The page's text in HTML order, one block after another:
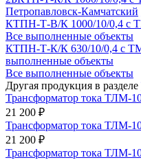
Петропавловск-Камчатский
КТПН-Т-В/К 1000/10/0,4 с
Все выполненные объекты
КТПН-Т-К/К 630/10/0,4 с
выполненные объекты
Все выполненные объекты
Другая продукция в разделе
Трансформатор тока ТЛМ-
21 200 ₽
Трансформатор тока ТЛМ-
21 200 ₽
Трансформатор тока ТЛМ-